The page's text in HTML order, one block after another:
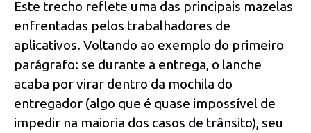
Este trecho reflete uma das principais mazelas
enfrentadas pelos trabalhadores de
aplicativos. Voltando ao exemplo do primeiro
parágrafo: se durante a entrega, o lanche
acaba por virar dentro da mochila do
entregador (algo que é quase impossível de
impedir na maioria dos casos de trânsito), seu